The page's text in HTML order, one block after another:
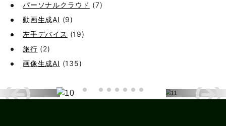
パーソナルクラウド (7)
動画生成AI (9)
左手デバイス (19)
旅行 (2)
画像生成AI (135)